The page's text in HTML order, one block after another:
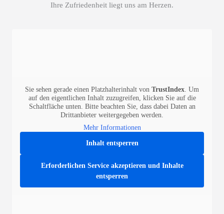
Ihre Zufriedenheit liegt uns am Herzen.
Sie sehen gerade einen Platzhalterinhalt von TrustIndex. Um
auf den eigentlichen Inhalt zuzugreifen, klicken Sie auf die
Schaltfläche unten. Bitte beachten Sie, dass dabei Daten an
Drittanbieter weitergegeben werden.
Mehr Informationen
Inhalt entsperren
Erforderlichen Service akzeptieren und Inhalte
entsperren